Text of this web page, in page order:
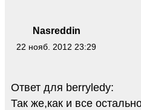
Nasreddin
22 нояб. 2012 23:29
Ответ для berryledy:
Так же,как и все